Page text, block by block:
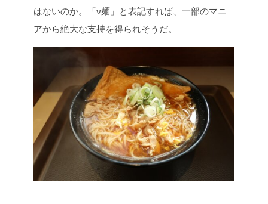
はないのか。「ν麺」と表記すれば、一部のマニ
アから絶大な支持を得られそうだ。